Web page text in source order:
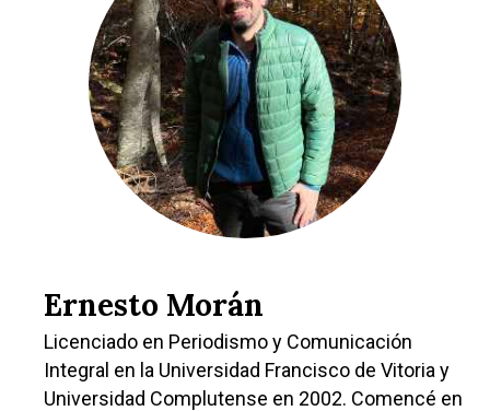
Ernesto Morán
Licenciado en Periodismo y Comunicación
Integral en la Universidad Francisco de Vitoria y
Universidad Complutense en 2002. Comencé en
Guadalajara
Talavera
Cultura
Deportes
Sucesos
Medio Ambiente
Planeta Rural
Especiales
Galerías